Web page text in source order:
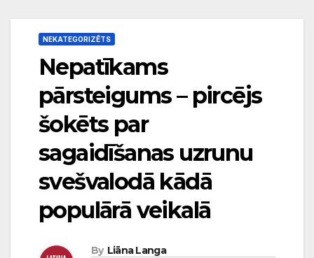
NEKATEGORIZĒTS
Nepatīkams
pārsteigums – pircējs
šokēts par
sagaidīšanas uzrunu
svešvalodā kādā
populārā veikalā
By Liāna Langa